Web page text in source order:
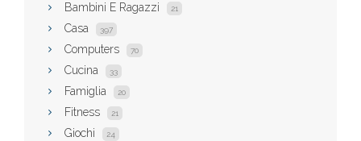
Bambini E Ragazzi 21
Casa 397
Computers 70
Cucina 33
Famiglia 20
Fitness 21
Giochi 24